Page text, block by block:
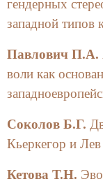
гендерных
западной типов
Павлович П.А.
воли как
Соколов Б.Г.
Кьеркегор и
Кетова Т.Н.